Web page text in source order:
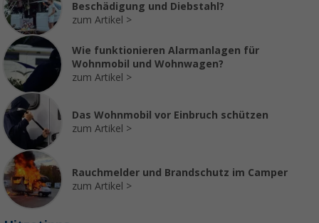
Beschädigung und Diebstahl?
zum Artikel
Wie funktionieren Alarmanlagen für
Wohnmobil und Wohnwagen?
zum Artikel
Das Wohnmobil vor Einbruch schützen
zum Artikel
Rauchmelder und Brandschutz im Camper
zum Artikel